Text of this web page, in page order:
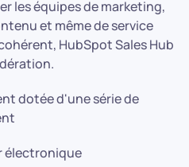
les équipes de marketing,
et même de service
HubSpot Sales Hub
dotée d'une série de
électronique